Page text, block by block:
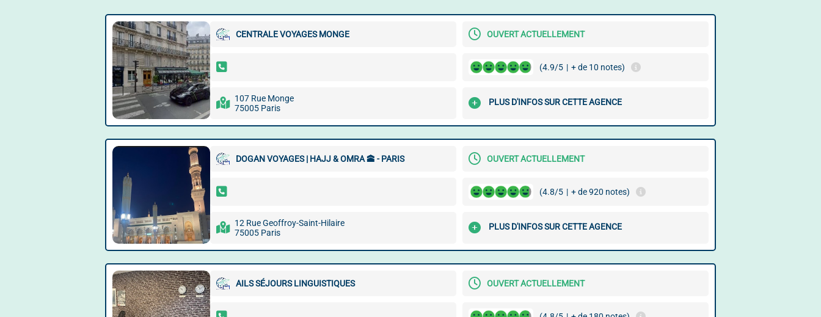
CENTRALE VOYAGES MONGE OUVERT ACTUELLEMENT
(4.9/5 | + de 10 notes)
107 Rue Monge
75005 Paris
PLUS D'INFOS SUR CETTE AGENCE
DOGAN VOYAGES | HAJJ & OMRA 🕋 - PARIS OUVERT ACTUELLEMENT
(4.8/5 | + de 920 notes)
12 Rue Geoffroy-Saint-Hilaire
75005 Paris
PLUS D'INFOS SUR CETTE AGENCE
AILS SÉJOURS LINGUISTIQUES OUVERT ACTUELLEMENT